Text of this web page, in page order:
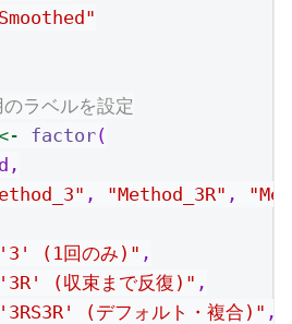
ラベルを設定
factor(
, "Method_3R" ,
(1回のみ)" ,
(収束まで反復)" ,
(デフォルト・複合)" ,